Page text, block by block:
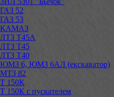
ГАЗ 52
ГАЗ 53
КАМАЗ
ЛТЗ Т45А
ЛТЗ Т45
ЛТЗ Т40
ЮМЗ 6, ЮМЗ 6АЛ (екскаватор)
МТЗ 82
Т 150К
Т 150К с пускателем